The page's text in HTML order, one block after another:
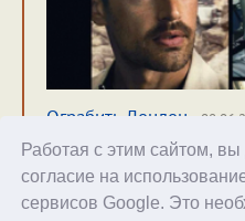
Работая с этим сайтом, вы
согласие на
сервисов Google. Это
Ограбить Лондон